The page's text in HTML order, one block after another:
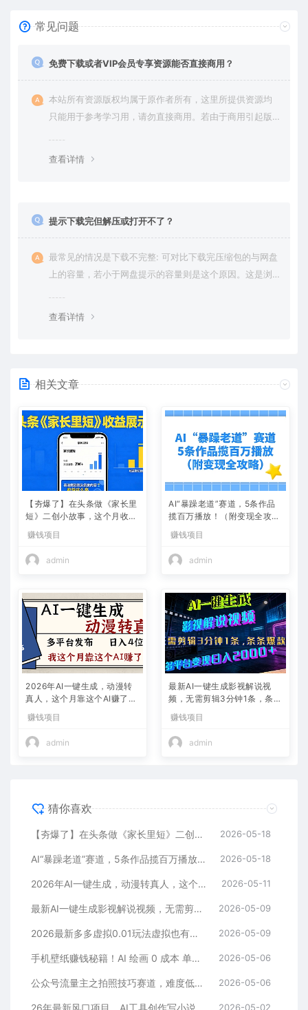
常见问题
免费下载或者VIP会员专享资源能否直接商用？
本站所有资源版权均属于原作者所有，这里所提供资源均
只能用于参考学习用，请勿直接商用。若由于商用引起版
查看详情
提示下载完但解压或打开不了？
最常见的情况是下载不完整: 可对比下载完压缩包的与网盘
上的容量，若小于网盘提示的容量则是这个原因。这是浏
查看详情
相关文章
【夯爆了】在头条做《家长里
短》二创小故事，这个月收益
赚钱项目
admin
AI“暴躁老道”赛道，5条作品
揽百万播放！（附变现全攻
赚钱项目
admin
2026年AI一键生成，动漫转
真人，这个月靠这个AI赚了2
W+
赚钱项目
admin
最新AI一键生成影视解说视
频，无需剪辑3分钟1条，条条
爆款，多平台变现日入2000
+
赚钱项目
admin
猜你喜欢
【夯爆了】在头条做《家长里短》二创小故事，这个月收益2w+ 2026-05-18
AI“暴躁老道”赛道，5条作品揽百万播放！（附变现全攻略） 2026-05-18
2026年AI一键生成，动漫转真人，这个月靠这个AI赚了2W+ 2026-05-11
最新AI一键生成影视解说视频，无需剪辑3分钟1条，条条爆款，多平台变现日入2000+ 2026-05-09
2026最新多多虚拟0.01玩法虚拟也有新门路轻松日入2500! 2026-05-09
手机壁纸赚钱秘籍！AI 绘画 0 成本 单店狂销 3.8 万单 2026-05-06
公众号流量主之拍照技巧赛道，难度低+流量大，起号第一篇就爆了10w阅读！ 2026-05-06
2026-05-02